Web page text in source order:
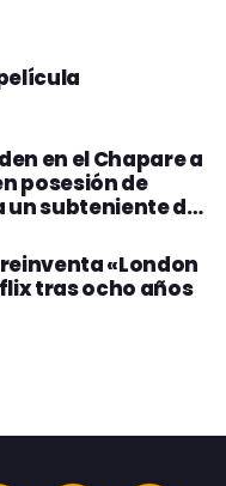
en el Chapare a
posesión de
un subteniente del
«London
tras ocho años